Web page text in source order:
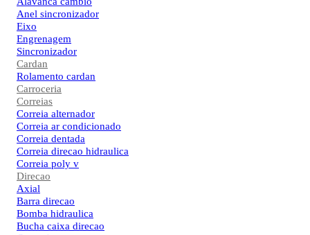
Anel sincronizador
Eixo
Engrenagem
Sincronizador
Cardan
Rolamento cardan
Carroceria
Correias
Correia alternador
Correia ar condicionado
Correia dentada
Correia direcao hidraulica
Correia poly v
Direcao
Axial
Barra direcao
Bomba hidraulica
Bucha caixa direcao